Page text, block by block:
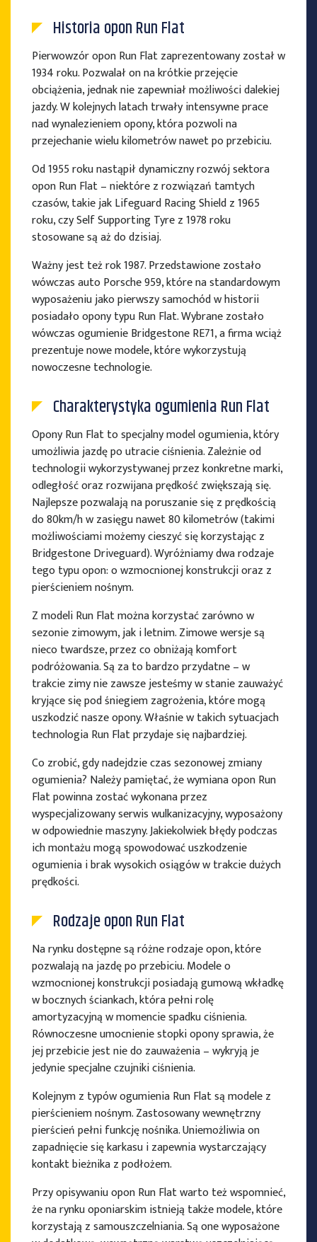
Historia opon Run Flat
Pierwowzór opon Run Flat zaprezentowany został w
1934 roku. Pozwalał on na krótkie przejęcie
obciążenia, jednak nie zapewniał możliwości dalekiej
jazdy. W kolejnych latach trwały intensywne prace
nad wynalezieniem opony, która pozwoli na
przejechanie wielu kilometrów nawet po przebiciu.
Od 1955 roku nastąpił dynamiczny rozwój sektora
opon Run Flat – niektóre z rozwiązań tamtych
czasów, takie jak Lifeguard Racing Shield z 1965
roku, czy Self Supporting Tyre z 1978 roku
stosowane są aż do dzisiaj.
Ważny jest też rok 1987. Przedstawione zostało
wówczas auto Porsche 959, które na standardowym
wyposażeniu jako pierwszy samochód w historii
posiadało opony typu Run Flat. Wybrane zostało
wówczas ogumienie Bridgestone RE71, a firma wciąż
prezentuje nowe modele, które wykorzystują
nowoczesne technologie.
Charakterystyka ogumienia Run Flat
Opony Run Flat to specjalny model ogumienia, który
umożliwia jazdę po utracie ciśnienia. Zależnie od
technologii wykorzystywanej przez konkretne marki,
odległość oraz rozwijana prędkość zwiększają się.
Najlepsze pozwalają na poruszanie się z prędkością
do 80km/h w zasięgu nawet 80 kilometrów (takimi
możliwościami możemy cieszyć się korzystając z
Bridgestone Driveguard). Wyróżniamy dwa rodzaje
tego typu opon: o wzmocnionej konstrukcji oraz z
pierścieniem nośnym.
Z modeli Run Flat można korzystać zarówno w
sezonie zimowym, jak i letnim. Zimowe wersje są
nieco twardsze, przez co obniżają komfort
podróżowania. Są za to bardzo przydatne – w
trakcie zimy nie zawsze jesteśmy w stanie zauważyć
kryjące się pod śniegiem zagrożenia, które mogą
uszkodzić nasze opony. Właśnie w takich sytuacjach
technologia Run Flat przydaje się najbardziej.
Co zrobić, gdy nadejdzie czas sezonowej zmiany
ogumienia? Należy pamiętać, że wymiana opon Run
Flat powinna zostać wykonana przez
wyspecjalizowany serwis wulkanizacyjny, wyposażony
w odpowiednie maszyny. Jakiekolwiek błędy podczas
ich montażu mogą spowodować uszkodzenie
ogumienia i brak wysokich osiągów w trakcie dużych
prędkości.
Rodzaje opon Run Flat
Na rynku dostępne są różne rodzaje opon, które
pozwalają na jazdę po przebiciu. Modele o
wzmocnionej konstrukcji posiadają gumową wkładkę
w bocznych ściankach, która pełni rolę
amortyzacyjną w momencie spadku ciśnienia.
Równoczesne umocnienie stopki opony sprawia, że
jej przebicie jest nie do zauważenia – wykryją je
jedynie specjalne czujniki ciśnienia.
Kolejnym z typów ogumienia Run Flat są modele z
pierścieniem nośnym. Zastosowany wewnętrzny
pierścień pełni funkcję nośnika. Uniemożliwia on
zapadnięcie się karkasu i zapewnia wystarczający
kontakt bieżnika z podłożem.
Przy opisywaniu opon Run Flat warto też wspomnieć,
że na rynku oponiarskim istnieją także modele, które
korzystają z samouszczelniania. Są one wyposażone